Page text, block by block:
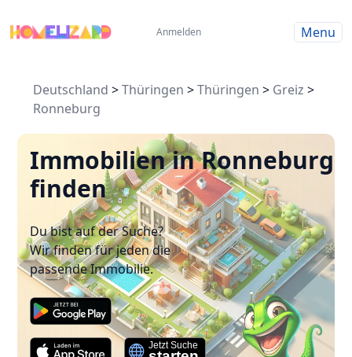
Anmelden Menu
Deutschland >Thüringen >Thüringen > Greiz >
Ronneburg
Immobilien in Ronneburg
finden
Du bist auf der Suche?
Wir finden für jeden die
passende Immobilie.